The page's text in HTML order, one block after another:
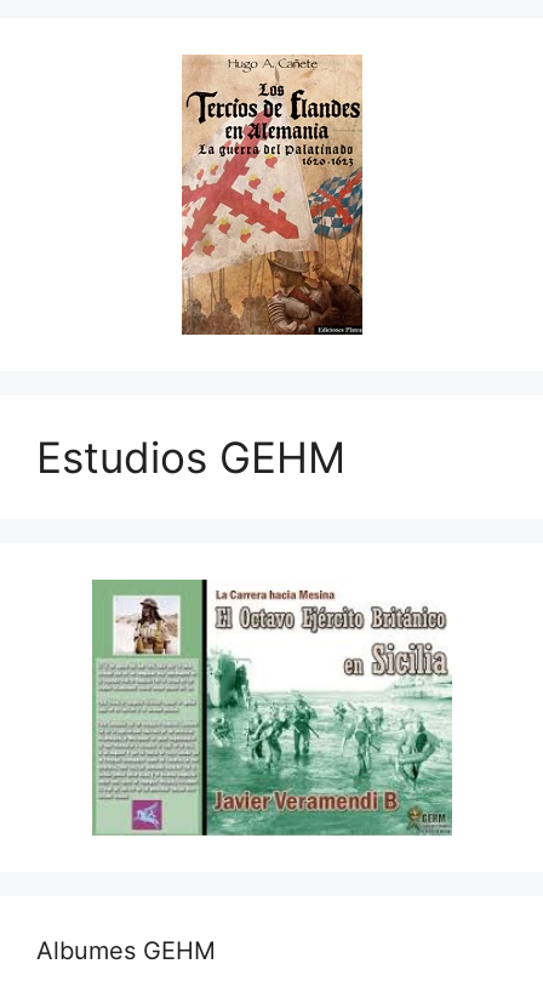
Estudios GEHM
Albumes GEHM